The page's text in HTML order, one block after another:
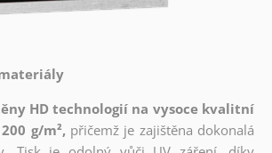
HD technologií na vysoce kvalitní
g/m², přičemž je zajištěna dokonalá